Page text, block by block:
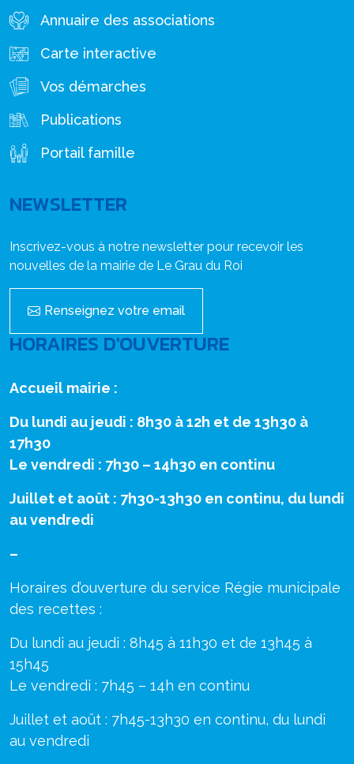
Annuaire des associations
Carte interactive
Vos démarches
Publications
Portail famille
NEWSLETTER
Inscrivez-vous à notre newsletter pour recevoir les
nouvelles de la mairie de Le Grau du Roi
Renseignez votre email
HORAIRES D'OUVERTURE
Accueil mairie :
Du lundi au jeudi : 8h30 à 12h et de 13h30 à
17h30
Le vendredi : 7h30 – 14h30 en continu
Juillet et août : 7h30-13h30 en continu, du lundi
au vendredi
–
Horaires d’ouverture du service Régie municipale
des recettes :
Du lundi au jeudi : 8h45 à 11h30 et de 13h45 à
15h45
Le vendredi : 7h45 – 14h en continu
Juillet et août : 7h45-13h30 en continu, du lundi
au vendredi